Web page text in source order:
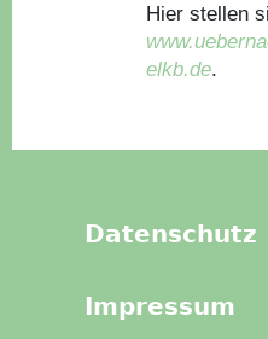
Hier stellen
elkb.de.
Datenschutz
Impressum